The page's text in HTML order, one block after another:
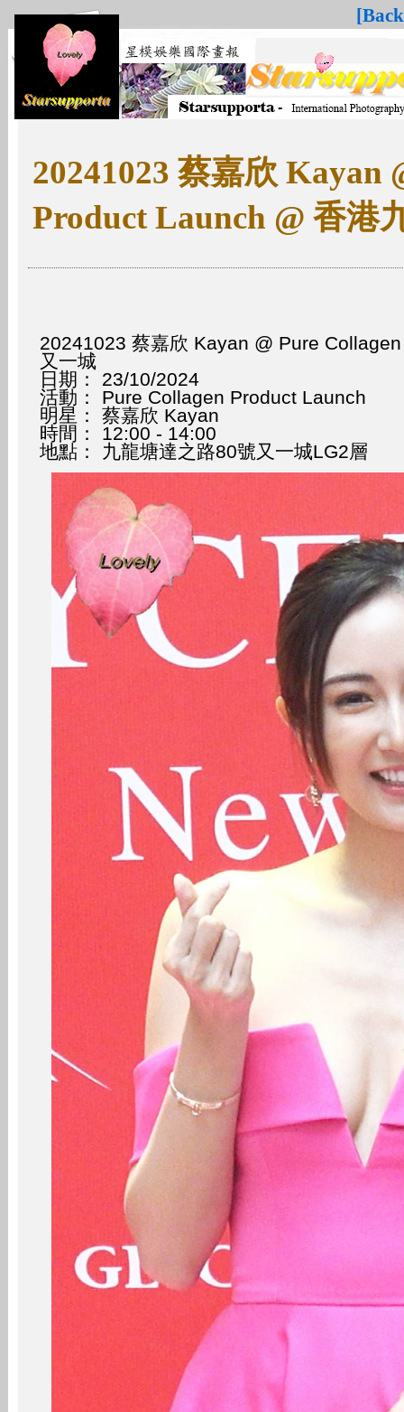
20241023 蔡嘉欣 Kayan
Product Launch @ 香港
20241023 蔡嘉欣 Kayan @ Pure
又一城
日期： 23/10/2024
活動： Pure Collagen Product Launch
明星： 蔡嘉欣 Kayan
時間： 12:00 - 14:00
地點： 九龍塘達之路80號又一城LG2層